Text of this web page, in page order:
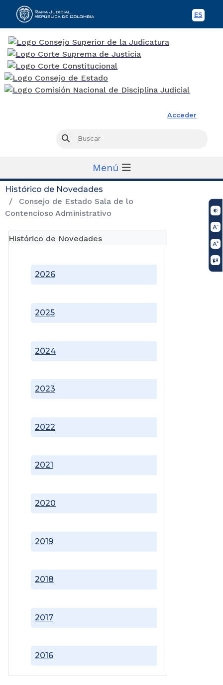
ES
Acceder
Buscar
Menú
Histórico de Novedades
Consejo de Estado Sala de lo
Contencioso Administrativo
Histórico de Novedades
2016
2017
2018
2019
2020
2021
2022
2023
2024
2025
2026